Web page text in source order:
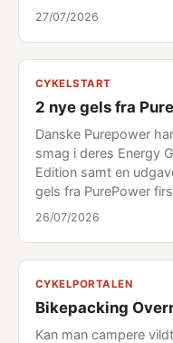
27/07/2026
CYKELSTART
2 nye gels fra
Danske Purepower
smag i deres Energy
Edition samt en
gels fra PurePower
26/07/2026
CYKELPORTALEN
Bikepacking
Kan man campere